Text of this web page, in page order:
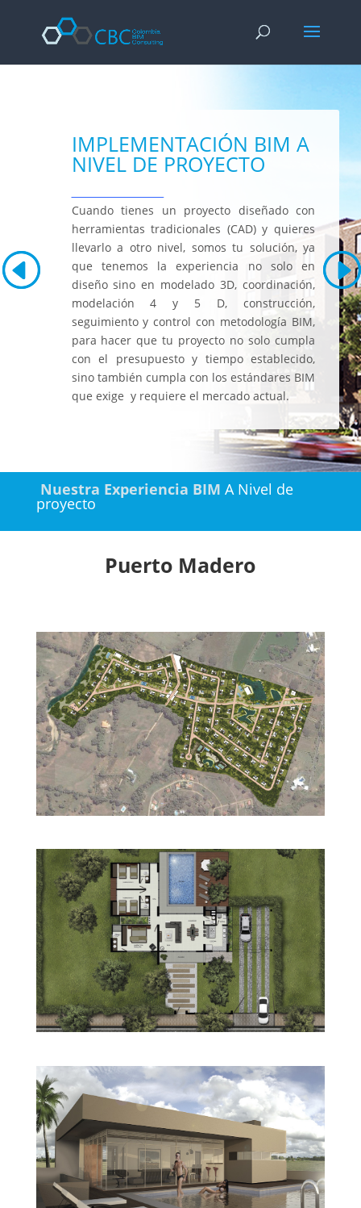
Argomento -Link
IMPLEMENTACIÓN BIM A
NIVEL DE PROYECTO
Cuando tienes un proyecto diseñado con
herramientas tradicionales (CAD) y quieres
llevarlo a otro nivel, somos tu solución, ya
que tenemos la experiencia no solo en
diseño sino en modelado 3D, coordinación,
modelación 4 y 5 D, construcción,
seguimiento y control con metodología BIM,
para hacer que tu proyecto no solo cumpla
con el presupuesto y tiempo establecido,
sino también cumpla con los estándares BIM
que exige y requiere el mercado actual.
Nuestra Experiencia BIM A Nivel de
proyecto
Puerto Madero